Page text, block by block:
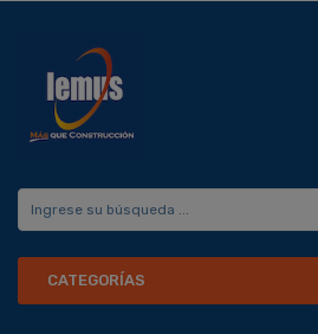
CATEGORÍAS